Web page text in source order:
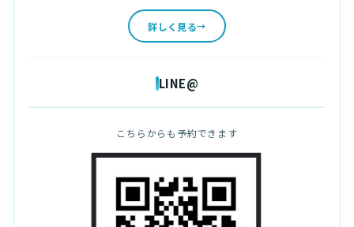
詳しく見る
LINE@
こちらからも予約できます